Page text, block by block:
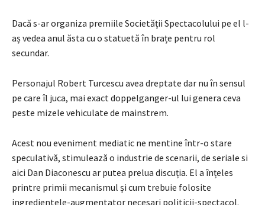
Dacă s-ar organiza premiile Societății Spectacolului pe el l-
aș vedea anul ăsta cu o statuetă în brațe pentru rol
secundar.
Personajul Robert Turcescu avea dreptate dar nu în sensul
pe care îl juca, mai exact doppelganger-ul lui genera ceva
peste mizele vehiculate de mainstrem.
Acest nou eveniment mediatic ne mentine într-o stare
speculativă, stimulează o industrie de scenarii, de seriale si
aici Dan Diaconescu ar putea prelua discuția. El a înțeles
printre primii mecanismul și cum trebuie folosite
ingredientele-augmentator necesari politicii-spectacol.